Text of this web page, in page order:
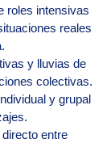
roles intensivas
reales
y lluvias de
colectivas.
y grupal
entre